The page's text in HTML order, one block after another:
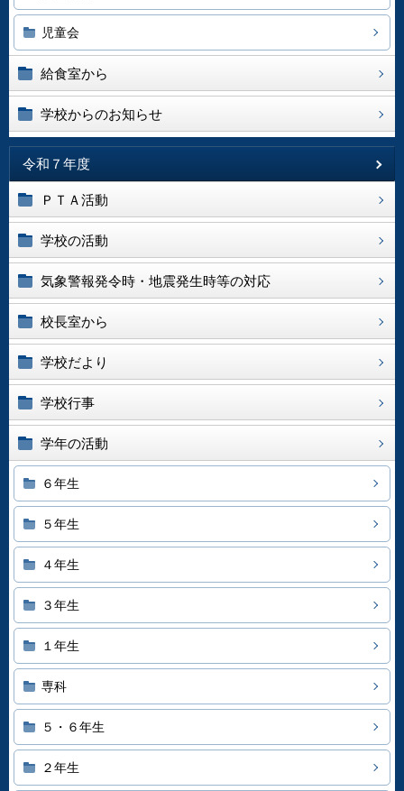
児童会
給食室から
学校からのお知らせ
令和７年度
ＰＴＡ活動
学校の活動
気象警報発令時・地震発生時等の対応
校長室から
学校だより
学校行事
学年の活動
６年生
５年生
４年生
３年生
１年生
専科
５・６年生
２年生